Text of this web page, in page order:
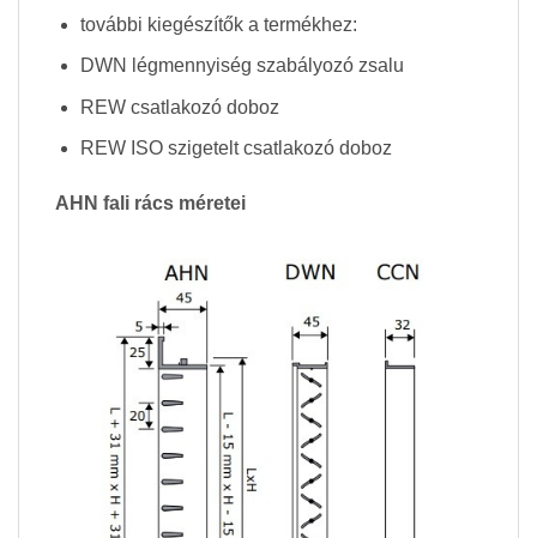
további kiegészítők a termékhez:
DWN légmennyiség szabályozó zsalu
REW csatlakozó doboz
REW ISO szigetelt csatlakozó doboz
AHN fali rács méretei